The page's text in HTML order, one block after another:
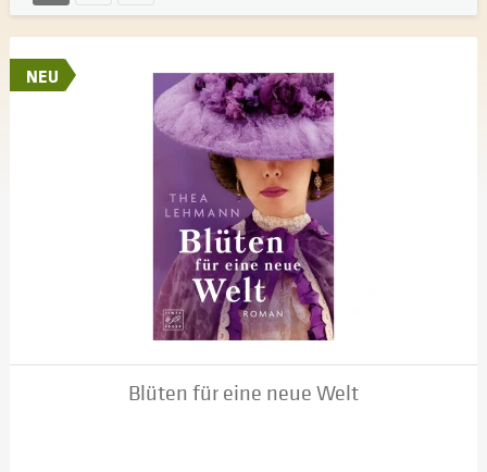
NEU
Blüten für eine neue Welt